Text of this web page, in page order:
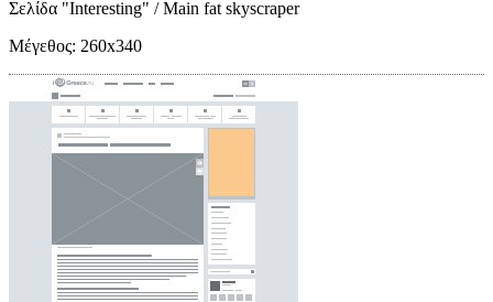
Σελίδα "Interesting" / Main fat skyscraper
Μέγεθος: 260x340